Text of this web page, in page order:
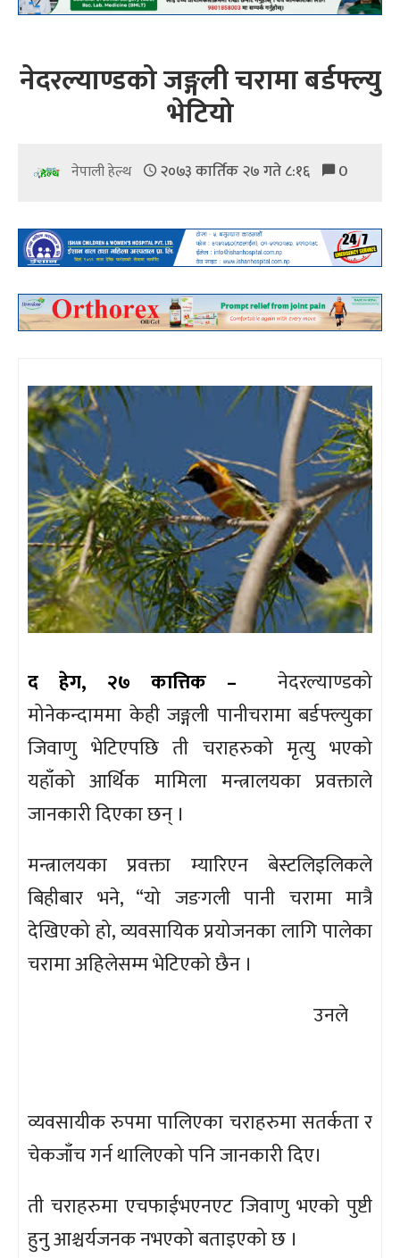
नेदरल्याण्डको जङ्गली चरामा बर्डफ्ल्यु
भेटियो
नेपाली हेल्थ २०७३ कार्तिक २७ गते ८:१६ 0
द हेग, २७ कात्तिक –
नेदरल्याण्डको
मोनेकन्दाममा केही जङ्गली पानीचरामा बर्डफ्ल्युका
जिवाणु भेटिएपछि ती चराहरुको मृत्यु भएको
यहाँको आर्थिक मामिला मन्त्रालयका प्रवक्ताले
जानकारी दिएका छन् ।
मन्त्रालयका प्रवक्ता म्यारिएन बेस्टलिइलिकले
बिहीबार भने, “यो जङगली पानी चरामा मात्रै
देखिएको हो, व्यवसायिक प्रयोजनका लागि पालेका
चरामा अहिलेसम्म भेटिएको छैन ।
उनले
व्यवसायीक रुपमा पालिएका चराहरुमा सतर्कता र
चेकजाँच गर्न थालिएको पनि जानकारी दिए।
ती चराहरुमा एचफाईभएनएट जिवाणु भएको पुष्टी
हुनु आश्चर्यजनक नभएको बताइएको छ ।